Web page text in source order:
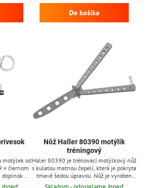
Do košíka
motýlek od
v čiernom
doplnok
je
Nôž Haller 80390 motýlik
tréningový
Haler 80390 je trénovací motýlkový nůž
s kulatou matnou čepelí, která je pokryta
tmavě šedou úpravou. Nůž je vyroben
zcela z oceli.